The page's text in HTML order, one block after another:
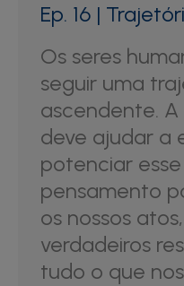
Ep. 16 |
Os seres
seguir uma
ascendente.
deve ajudar a
potenciar
pensamento
os nossos
verdadeiros
tudo o que